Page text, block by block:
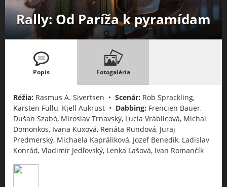
Rally: Od Paríža k pyramídam
Popis Fotogaléria
Réžia: Rasmus A. Sivertsen • Scenár: Rob Sprackling,
Karsten Fullu, Kjell Aukrust • Dabbing: Frencien Bauer,
Dušan Szabó, Miroslav Trnavský, Lucia Vráblicová, Michal
Domonkos, Ivana Kuxová, Renáta Rundová, Juraj
Predmerský, Michaela Kapráliková, Jozef Benedik, Ladislav
Konrád, Vladimír Jedľovský, Lenka Lašová, Ivan Romančík